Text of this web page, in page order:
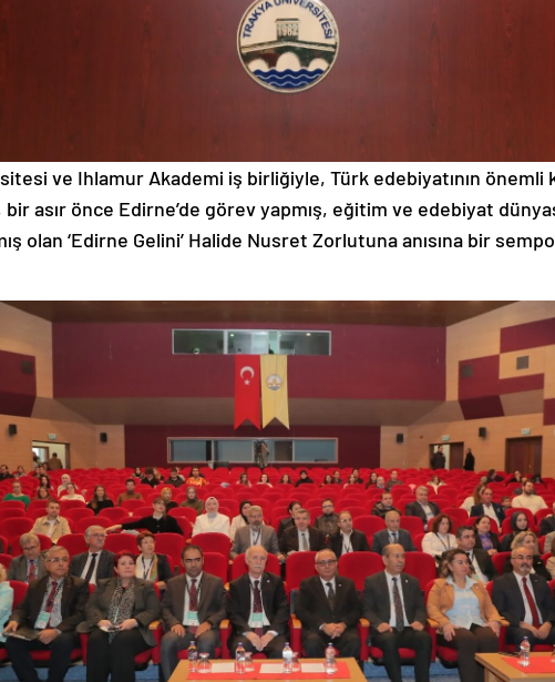
ve Ihlamur Akademi iş birliğiyle, Türk edebiyatının önemli
bir asır önce Edirne’de görev yapmış, eğitim ve edebiyat
olan ‘Edirne Gelini’ Halide Nusret Zorlutuna anısına bir